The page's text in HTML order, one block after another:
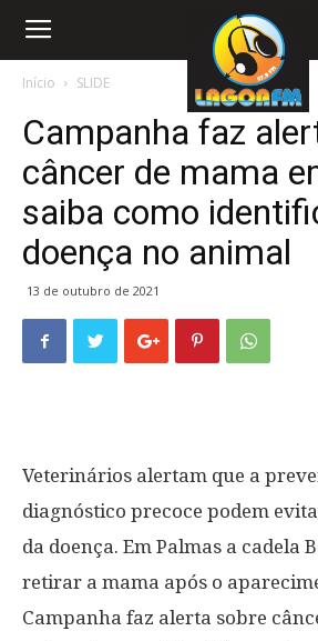
Início SLIDE
Campanha faz
câncer de mama
saiba como
doença no animal
13 de outubro de 2021
Veterinários alertam que a
diagnóstico precoce podem
da doença. Em Palmas a cadela
retirar a mama após o
Campanha faz alerta sobre